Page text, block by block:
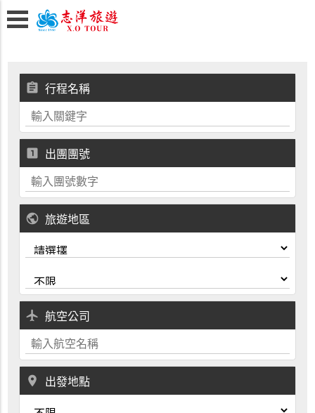
assignment 行程名稱
looks_one 出團團號
public 旅遊地區
local_airport 航空公司
place 出發地點